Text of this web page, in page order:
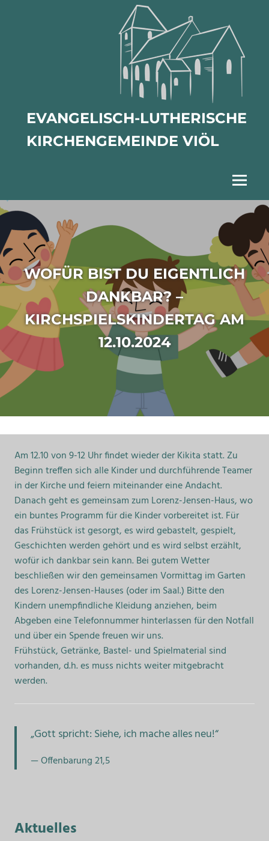
EVANGELISCH-LUTHERISCHE
KIRCHENGEMEINDE VIÖL
Menu
WOFÜR BIST DU EIGENTLICH
DANKBAR? –
KIRCHSPIELSKINDERTAG AM
12.10.2024
Am 12.10 von 9-12 Uhr findet wieder der Kikita statt. Zu
Beginn treffen sich alle Kinder und durchführende Teamer
in der Kirche und feiern miteinander eine Andacht.
Danach geht es gemeinsam zum Lorenz-Jensen-Haus, wo
ein buntes Programm für die Kinder vorbereitet ist. Für
das Frühstück ist gesorgt, es wird gebastelt, gespielt,
Geschichten werden gehört und es wird selbst erzählt,
wofür ich dankbar sein kann. Bei gutem Wetter
beschließen wir den gemeinsamen Vormittag im Garten
des Lorenz-Jensen-Hauses (oder im Saal.) Bitte den
Kindern unempfindliche Kleidung anziehen, beim
Abgeben eine Telefonnummer hinterlassen für den Notfall
und über ein Spende freuen wir uns.
Frühstück, Getränke, Bastel- und Spielmaterial sind
vorhanden, d.h. es muss nichts weiter mitgebracht
werden.
„Gott spricht: Siehe, ich mache alles neu!“
Offenbarung 21,5
Aktuelles